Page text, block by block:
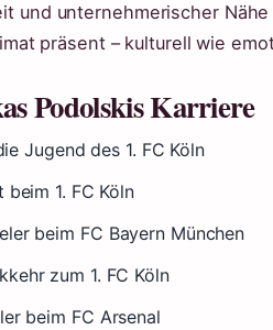
und unternehmerischer
präsent – kulturell wie
Podolskis Karriere
Jugend des 1. FC Köln
1. FC Köln
beim FC Bayern München
zum 1. FC Köln
beim FC Arsenal